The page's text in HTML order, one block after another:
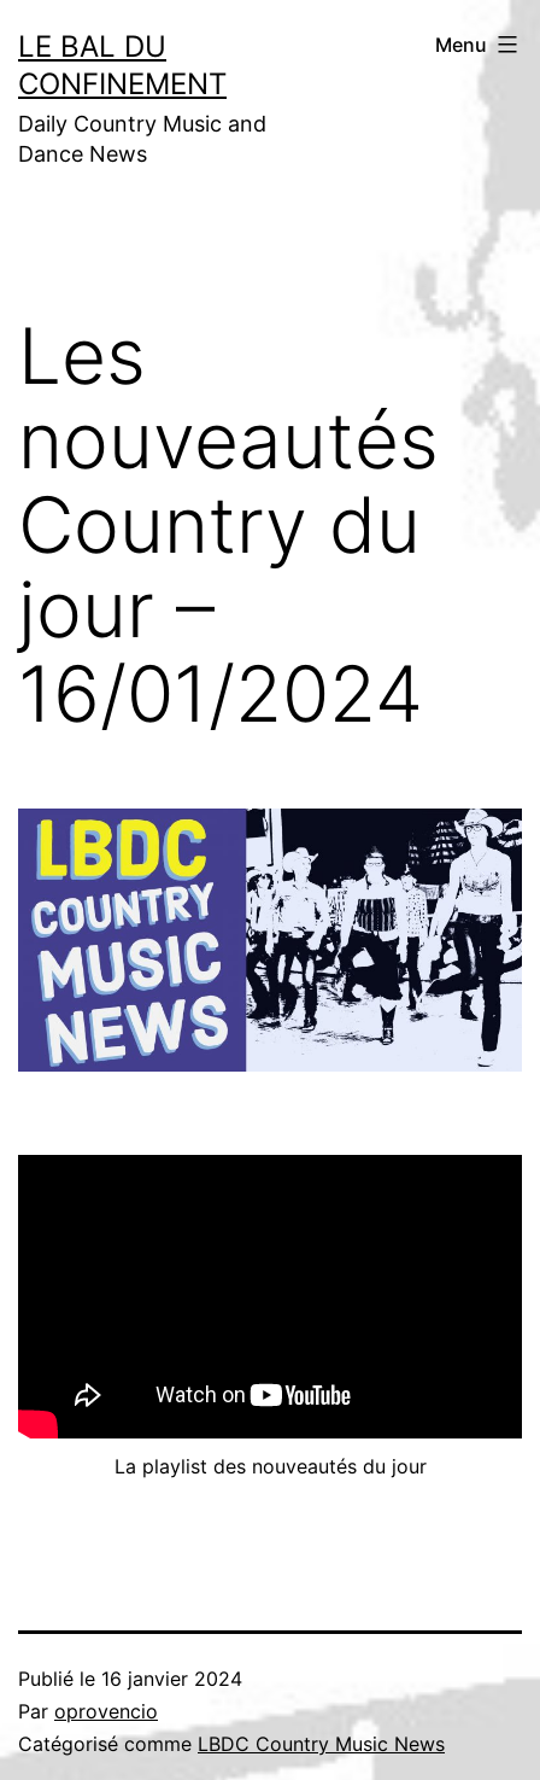
au
contenu
LE BAL DU
CONFINEMENT
Daily Country Music and
Dance News
Menu
Les
nouveautés
Country du
jour –
16/01/2024
La playlist des nouveautés du jour
Publié le 16 janvier 2024
Par oprovencio
Catégorisé comme LBDC Country Music News